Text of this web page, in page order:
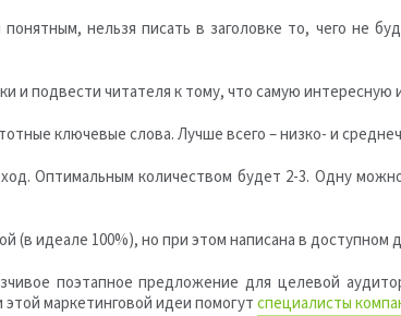
нельзя писать в заголовке то, чего не
и подвести читателя к тому, что самую
ключевые слова. Лучше всего – низко- и
Оптимальным количеством будет 2-3. Одну
(в идеале 100%), но при этом написана в
поэтапное предложение для целевой
маркетинговой идеи помогутспециалисты